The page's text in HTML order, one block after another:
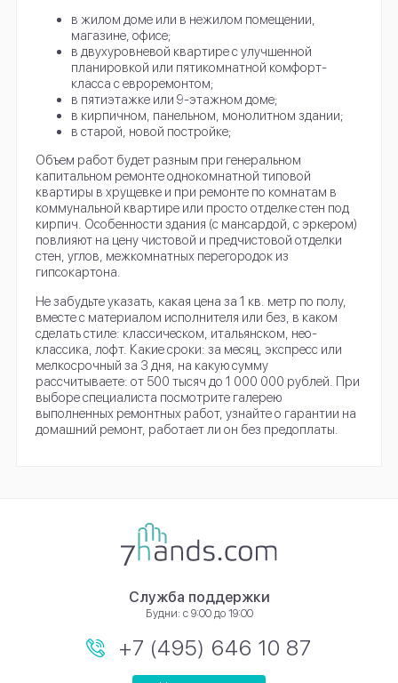
в жилом доме или в нежилом помещении,
магазине, офисе;
в двухуровневой квартире с улучшенной
планировкой или пятикомнатной комфорт-
класса с евроремонтом;
в пятиэтажке или 9-этажном доме;
в кирпичном, панельном, монолитном здании;
в старой, новой постройке;
Объем работ будет разным при генеральном
капитальном ремонте однокомнатной типовой
квартиры в хрущевке и при ремонте по комнатам в
коммунальной квартире или просто отделке стен под
кирпич. Особенности здания (с мансардой, с эркером)
повлияют на цену чистовой и предчистовой отделки
стен, углов, межкомнатных перегородок из
гипсокартона.
Не забудьте указать, какая цена за 1 кв. метр по полу,
вместе с материалом исполнителя или без, в каком
сделать стиле: классическом, итальянском, нео-
классика, лофт. Какие сроки: за месяц, экспресс или
мелкосрочный за 3 дня, на какую сумму
рассчитываете: от 500 тысяч до 1 000 000 рублей. При
выборе специалиста посмотрите галерею
выполненных ремонтных работ, узнайте о гарантии на
домашний ремонт, работает ли он без предоплаты.
Служба поддержки
Будни: с 9:00 до 19:00
+7 (495) 646 10 87